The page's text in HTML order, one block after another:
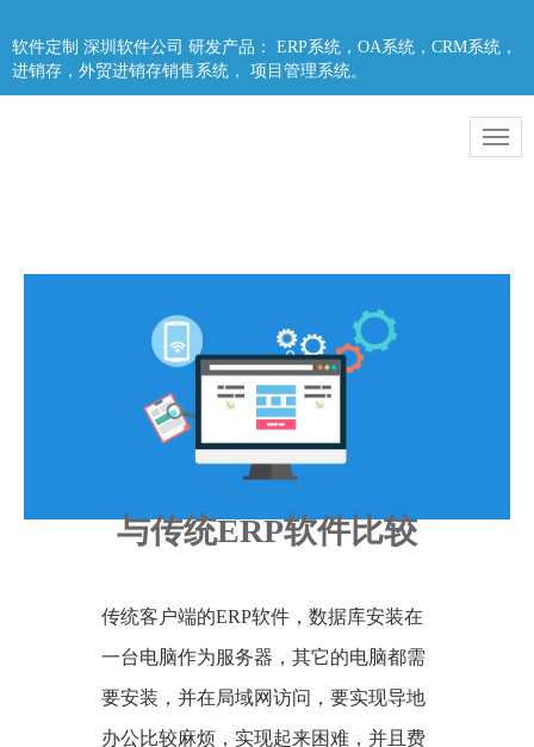
软件定制 深圳软件公司 研发产品： ERP系统，OA系统，CRM系统，
进销存，外贸进销存销售系统， 项目管理系统。
与传统ERP软件比较
传统客户端的ERP软件，数据库安装在
一台电脑作为服务器，其它的电脑都需
要安装，并在局域网访问，要实现导地
办公比较麻烦，实现起来困难，并且费